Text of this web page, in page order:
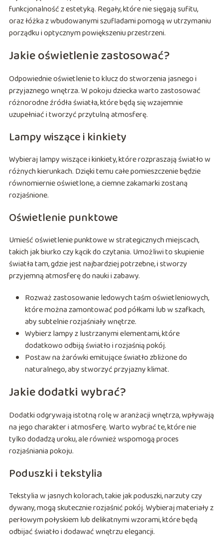
funkcjonalność z estetyką. Regały, które nie sięgają sufitu,
oraz łóżka z wbudowanymi szufladami pomogą w utrzymaniu
porządku i optycznym powiększeniu przestrzeni.
Jakie oświetlenie zastosować?
Odpowiednie oświetlenie to klucz do stworzenia jasnego i
przyjaznego wnętrza. W pokoju dziecka warto zastosować
różnorodne źródła światła, które będą się wzajemnie
uzupełniać i tworzyć przytulną atmosferę.
Lampy wiszące i kinkiety
Wybieraj lampy wiszące i kinkiety, które rozpraszają światło w
różnych kierunkach. Dzięki temu całe pomieszczenie będzie
równomiernie oświetlone, a ciemne zakamarki zostaną
rozjaśnione.
Oświetlenie punktowe
Umieść oświetlenie punktowe w strategicznych miejscach,
takich jak biurko czy kącik do czytania. Umożliwi to skupienie
światła tam, gdzie jest najbardziej potrzebne, i stworzy
przyjemną atmosferę do nauki i zabawy.
Rozważ zastosowanie ledowych taśm oświetleniowych,
które można zamontować pod półkami lub w szafkach,
aby subtelnie rozjaśniały wnętrze.
Wybierz lampy z lustrzanymi elementami, które
dodatkowo odbiją światło i rozjaśnią pokój.
Postaw na żarówki emitujące światło zbliżone do
naturalnego, aby stworzyć przyjazny klimat.
Jakie dodatki wybrać?
Dodatki odgrywają istotną rolę w aranżacji wnętrza, wpływają
na jego charakter i atmosferę. Warto wybrać te, które nie
tylko dodadzą uroku, ale również wspomogą proces
rozjaśniania pokoju.
Poduszki i tekstylia
Tekstylia w jasnych kolorach, takie jak poduszki, narzuty czy
dywany, mogą skutecznie rozjaśnić pokój. Wybieraj materiały z
perłowym połyskiem lub delikatnymi wzorami, które będą
odbijać światło i dodawać wnętrzu elegancji.